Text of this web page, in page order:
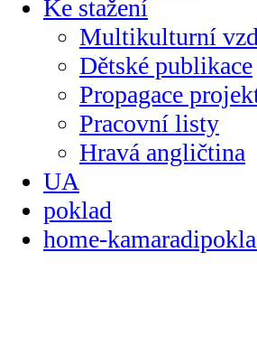
Ke stažení
Multikulturní
Dětské publikace
Propagace
Pracovní listy
Hravá angličtina
UA
poklad
home-